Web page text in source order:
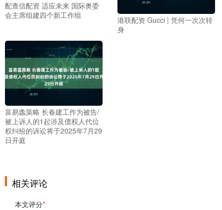
配查信配资 适应未来 国际奥委
会主席组建四个新工作组
港联配资 Gucci | 凭何一次次转
身
富易螽策略 长春建工作为被告/
被上诉人的1起涉及债权人代位
权纠纷的诉讼将于2025年7月29
日开庭
相关评论
本文评分*